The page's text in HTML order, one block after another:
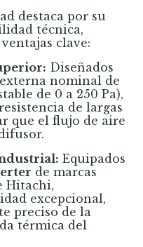
destaca por su
técnica,
clave:
Diseñados
nominal de
de 0 a 250 Pa),
de largas
que el flujo de aire
Equipados
de marcas
Hitachi,
excepcional,
preciso de la
térmica del